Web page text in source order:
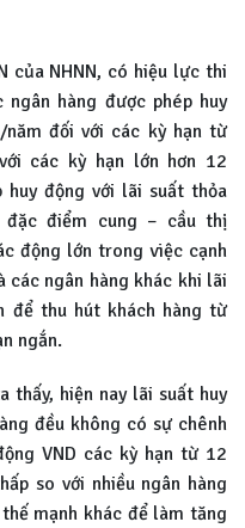
của NHNN, có hiệu lực thi
hàng được phép huy
đối với các kỳ hạn từ
các kỳ hạn lớn hơn 12
huy động với lãi suất thỏa
điểm cung – cầu thị
động lớn trong việc cạnh
ngân hàng khác khi lãi
để thu hút khách hàng từ
ngắn.
thấy, hiện nay lãi suất huy
đều không có sự chênh
VND các kỳ hạn từ 12
so với nhiều ngân hàng
mạnh khác để làm tăng